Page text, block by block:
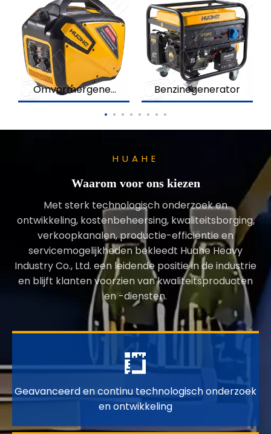
Omvormergener
Benzinegenerator
HUAHE
Waarom voor ons kiezen
Met sterk technologisch onderzoek en
ontwikkeling, kostenbeheersing, kwaliteitsborging,
verkoopkanalen, productie-efficiëntie en
servicemogelijkheden bekleedt Huahe Heavy
Industry Co., Ltd. een leidende positie in de industrie
en blijft klanten voorzien van kwaliteitsproducten
en -diensten.

Geavanceerd en continu technologisch onderzoek
en ontwikkeling